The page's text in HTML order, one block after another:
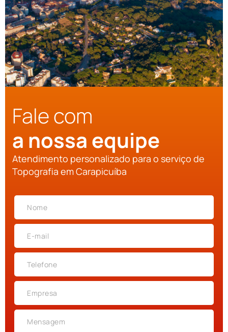
Fale com
a nossa equipe
Atendimento personalizado para o serviço de
Topografia em Carapicuíba